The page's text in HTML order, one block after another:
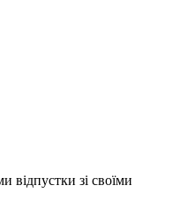
відпустки зі своїми